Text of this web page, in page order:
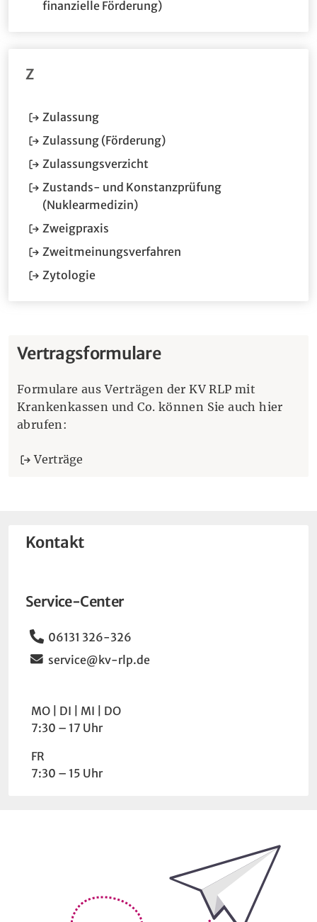
finanzielle Förderung)(Öffnet im neuen Fenster.)
Z
Zulassung(Öffnet im neuen Fenster.)
Zulassung (Förderung)(Öffnet im neuen Fenster.)
Zulassungsverzicht
Zustands- und Konstanzprüfung
(Nuklearmedizin)(Öffnet im neuen Fenster.)
Zweigpraxis
Zweitmeinungsverfahren
Zytologie(Öffnet im neuen Fenster.)
Vertragsformulare
Formulare aus Verträgen der KV RLP mit
Krankenkassen und Co. können Sie auch hier
abrufen:
Verträge
Kontakt
Service-Center
Telefon
06131 326-326
Email
service@kv-rlp.de
Wochentag Uhrzeit
MO DI MI
DO
7:30 – 17 Uhr
FR
7:30 – 15 Uhr